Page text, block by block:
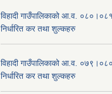
विहादी गाउँपालिकाको आ.व.
निर्धारित कर तथा शुल्कहरु
विहादी गाउँपालिकाको आ.व.
निर्धारित कर तथा शुल्कहरु